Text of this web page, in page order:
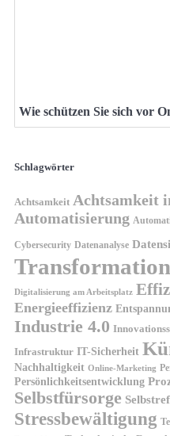
Wie schützen Sie sich vor
Schlagwörter
Achtsamkeit Achtsamkeit
Automatisierung
Cybersecurity Datenanalyse
Transformation
Digitalisierung am Arbeitsplatz
Energieeffizienz
Industrie 4.0
Infrastruktur IT-Sicherheit
Nachhaltigkeit Online-Marketing
Persönlichkeitsentwicklung
Selbstfürsorge
Stressbewältigung